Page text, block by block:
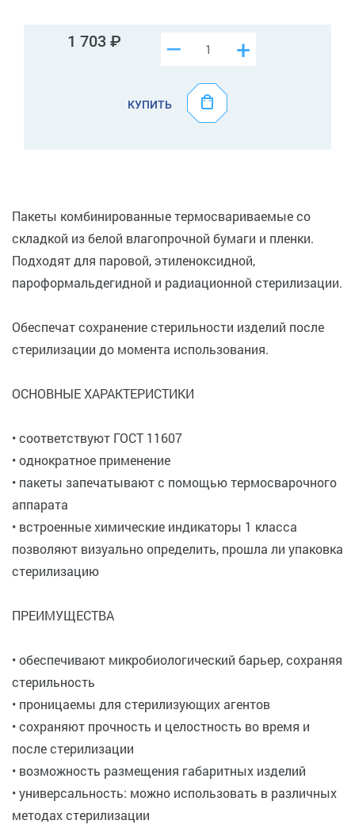
1 703 +
–
КУПИТЬ
Пакеты комбинированные термосвариваемые со
складкой из белой влагопрочной бумаги и пленки.
Подходят для паровой, этиленоксидной,
пароформальдегидной и радиационной стерилизации.
Обеспечат сохранение стерильности изделий после
стерилизации до момента использования.
ОСНОВНЫЕ ХАРАКТЕРИСТИКИ
• соответствуют ГОСТ 11607
• однократное применение
• пакеты запечатывают с помощью термосварочного
аппарата
• встроенные химические индикаторы 1 класса
позволяют визуально определить, прошла ли упаковка
стерилизацию
ПРЕИМУЩЕСТВА
• обеспечивают микробиологический барьер, сохраняя
стерильность
• проницаемы для стерилизующих агентов
• сохраняют прочность и целостность во время и
после стерилизации
• возможность размещения габаритных изделий
• универсальность: можно использовать в различных
методах стерилизации